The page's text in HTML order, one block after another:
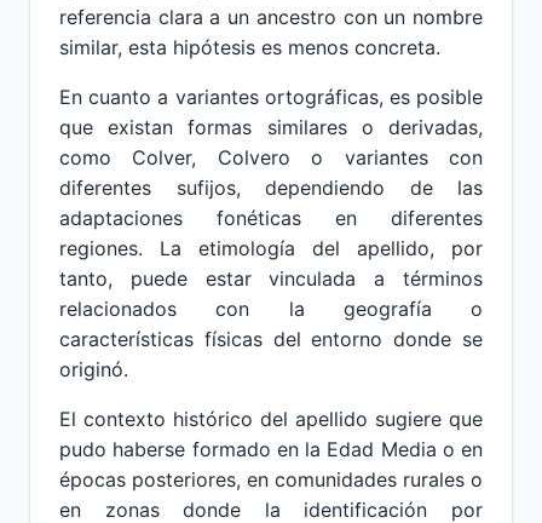
referencia clara a un ancestro con un nombre
similar, esta hipótesis es menos concreta.
En cuanto a variantes ortográficas, es posible
que existan formas similares o derivadas,
como Colver, Colvero o variantes con
diferentes sufijos, dependiendo de las
adaptaciones fonéticas en diferentes
regiones. La etimología del apellido, por
tanto, puede estar vinculada a términos
relacionados con la geografía o
características físicas del entorno donde se
originó.
El contexto histórico del apellido sugiere que
pudo haberse formado en la Edad Media o en
épocas posteriores, en comunidades rurales o
en zonas donde la identificación por